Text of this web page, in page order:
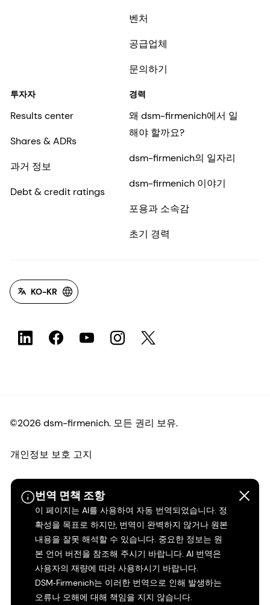
번역 면책 조항
이 페이지는 AI를 사용하여 자동 번역되었습니다. 정
확성을 목표로 하지만, 번역이 완벽하지 않거나 원본
내용을 잘못 해석할 수 있습니다. 중요한 정보는 원
본 언어 버전을 참조해 주시기 바랍니다. AI 번역은
사용자의 재량에 따라 사용하시기 바랍니다.
DSM‑Firmenich는 이러한 번역으로 인해 발생하는
오류나 오해에 대해 책임을 지지 않습니다.
벤처
공급업체
문의하기
투자자
Results center
Shares & ADRs
과거 정보
Debt & credit ratings
경력
왜 dsm-firmenich에서 일
해야 할까요?
dsm-firmenich의 일자리
dsm-firmenich 이야기
포용과 소속감
초기 경력
KO-KR
©2026 dsm-firmenich. 모든 권리 보유.
개인정보 보호 고지
이용 약관
캘리포니아 투명성
접근성 성명서